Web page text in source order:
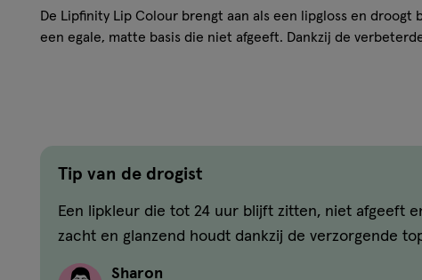
De Lipfinity Lip Colour brengt aan als een lipgloss en
een egale, matte basis die niet afgeeft. Dankzij de
Kenmerken
24 uur langhoudende lipstick
Intense, dekkende kleur
Geeft niet af
Tip van de drogist
Een lipkleur die tot 24 uur blijft zitten, niet afgeeft
zacht en glanzend houdt dankzij de verzorgende
Sharon